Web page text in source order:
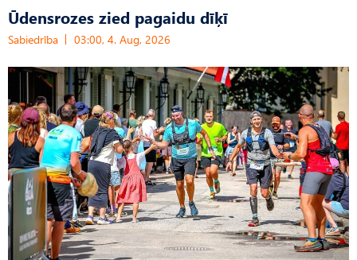
Ūdensrozes zied pagaidu dīķī
Sabiedrība 03:00, 4. Aug, 2026